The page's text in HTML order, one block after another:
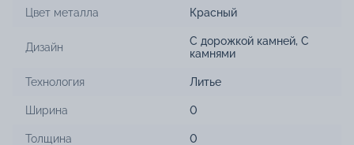
Цвет металла Красный
Дизайн С дорожкой камней, С
камнями
Технология Литье
Ширина 0
Толщина 0